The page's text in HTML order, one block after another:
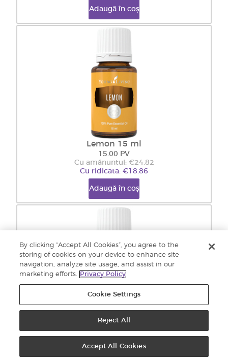
Adaugă în coș
Lemon 15 ml
15.00 PV
Cu amănuntul: €24.82
Cu ridicata: €18.86
Adaugă în coș
Limete (Lime) 15 ml
Cu amănuntul: €27.21
Cu ridicata: €20.68
By clicking “Accept All Cookies”, you agree to the
storing of cookies on your device to enhance site
navigation, analyze site usage, and assist in our
marketing efforts.
Privacy Policy
Cookie Settings
Reject All
Accept All Cookies